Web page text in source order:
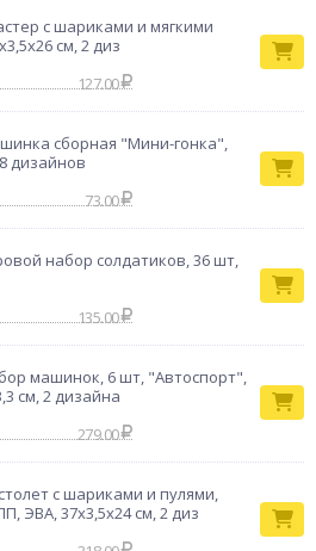
с шариками и мягкими
см, 2 диз
127.00
сборная "Мини-гонка",
дизайнов
73.00
набор солдатиков, 36 шт,
135.00
машинок, 6 шт, "Автоспорт",
см, 2 дизайна
279.00
с шариками и пулями,
ЭВА, 37х3,5х24 см, 2 диз